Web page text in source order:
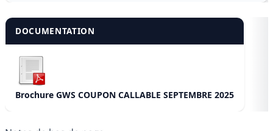
DOCUMENTATION
Brochure GWS COUPON CALLABLE SEPTEMBRE 2025